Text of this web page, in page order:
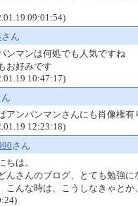
09:01:54)
さん
ンマンは何処でも人気ですね
お好みです
10:47:17)
アンパンマンさんにも肖像権有
12:23:18)
さん
ちは。
んさんのブログ、とても勉強
こんな時は、こうしなきゃと